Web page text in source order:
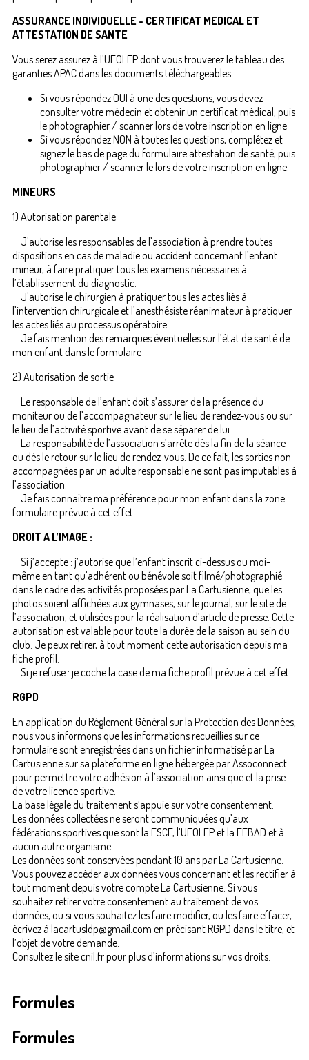
ASSURANCE INDIVIDUELLE - CERTIFICAT MEDICAL ET
ATTESTATION DE SANTE
Vous serez assurez à l'UFOLEP dont vous trouverez le tableau des
garanties APAC dans les documents téléchargeables.
Si vous répondez OUI à une des questions, vous devez
consulter votre médecin et obtenir un certificat médical, puis
le photographier / scanner lors de votre inscription en ligne
Si vous répondez NON à toutes les questions, complétez et
signez le bas de page du formulaire attestation de santé, puis
photographier / scanner le lors de votre inscription en ligne.
MINEURS
1) Autorisation parentale
J'autorise les responsables de l’association à prendre toutes
dispositions en cas de maladie ou accident concernant l’enfant
mineur, à faire pratiquer tous les examens nécessaires à
l’établissement du diagnostic.
J'autorise le chirurgien à pratiquer tous les actes liés à
l’intervention chirurgicale et l’anesthésiste réanimateur à pratiquer
les actes liés au processus opératoire.
Je fais mention des remarques éventuelles sur l’état de santé de
mon enfant dans le formulaire
2) Autorisation de sortie
Le responsable de l’enfant doit s’assurer de la présence du
moniteur ou de l’accompagnateur sur le lieu de rendez-vous ou sur
le lieu de l’activité sportive avant de se séparer de lui.
La responsabilité de l’association s’arrête dès la fin de la séance
ou dès le retour sur le lieu de rendez-vous. De ce fait, les sorties non
accompagnées par un adulte responsable ne sont pas imputables à
l’association.
Je fais connaître ma préférence pour mon enfant dans la zone
formulaire prévue à cet effet.
DROIT A L’IMAGE :
Si j’accepte : j’autorise que l’enfant inscrit ci-dessus ou moi-
même en tant qu’adhérent ou bénévole soit filmé/photographié
dans le cadre des activités proposées par La Cartusienne, que les
photos soient affichées aux gymnases, sur le journal, sur le site de
l’association, et utilisées pour la réalisation d’article de presse. Cette
autorisation est valable pour toute la durée de la saison au sein du
club. Je peux retirer, à tout moment cette autorisation depuis ma
fiche profil.
Si je refuse : je coche la case de ma fiche profil prévue à cet effet
RGPD
En application du Règlement Général sur la Protection des Données,
nous vous informons que les informations recueillies sur ce
formulaire sont enregistrées dans un fichier informatisé par La
Cartusienne sur sa plateforme en ligne hébergée par Assoconnect
pour permettre votre adhésion à l’association ainsi que et la prise
de votre licence sportive.
La base légale du traitement s’appuie sur votre consentement.
Les données collectées ne seront communiquées qu’aux
fédérations sportives que sont la FSCF, l’UFOLEP et la FFBAD et à
aucun autre organisme.
Les données sont conservées pendant 10 ans par La Cartusienne.
Vous pouvez accéder aux données vous concernant et les rectifier à
tout moment depuis votre compte La Cartusienne. Si vous
souhaitez retirer votre consentement au traitement de vos
données, ou si vous souhaitez les faire modifier, ou les faire effacer,
écrivez à lacartusldp@gmail.com en précisant RGPD dans le titre, et
l’objet de votre demande.
Consultez le site cnil.fr pour plus d’informations sur vos droits.
Formules
Formules